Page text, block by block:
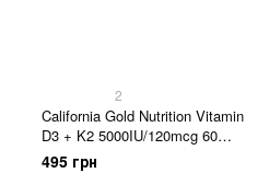
2
California Gold Nutrition Vitamin
D3 + K2 5000IU/120mcg 60
капсул
495 грн